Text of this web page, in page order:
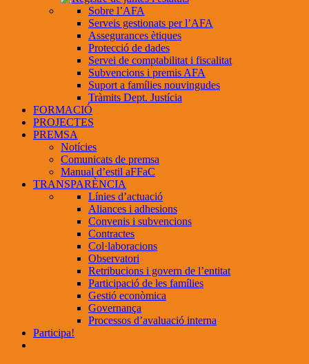
Sobre l’AFA
Serveis gestionats per l’AFA
Assegurances ètiques
Protecció de dades
Servei de comptabilitat i fiscalitat
Subvencions i premis AFA
Suport a famílies nouvingudes
Tràmits Dept. Justícia
FORMACIÓ
PROJECTES
PREMSA
Notícies
Comunicats de premsa
Manual d’estil aFFaC
TRANSPARÈNCIA
Línies d’actuació
Aliances i adhesions
Convenis i subvencions
Contractes
Col·laboracions
Observatori
Retribucions i govern de l’entitat
Participació de les famílies
Gestió econòmica
Governança
Processos d’avaluació interna
Participa!